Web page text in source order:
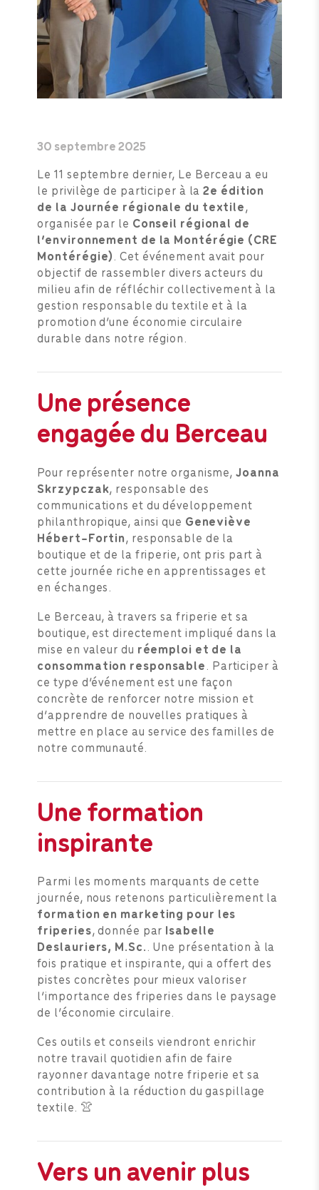
30 septembre 2025
Le 11 septembre dernier, Le Berceau a eu
le privilège de participer à la2e édition
de la Journée régionale du textile,
organisée par le Conseil régional de
l’environnement de la Montérégie (CRE
Montérégie). Cet événement avait pour
objectif de rassembler divers acteurs du
milieu afin de réfléchir collectivement à la
gestion responsable du textile et à la
promotion d’une économie circulaire
durable dans notre région.
Une présence
engagée du Berceau
Pour représenter notre organisme,Joanna
Skrzypczak, responsable des
communications et du développement
philanthropique, ainsi que Geneviève
Hébert-Fortin, responsable de la
boutique et de la friperie, ont pris part à
cette journée riche en apprentissages et
en échanges.
Le Berceau, à travers sa friperie et sa
boutique, est directement impliqué dans la
mise en valeur du réemploi et de la
consommation responsable. Participer à
ce type d’événement est une façon
concrète de renforcer notre mission et
d’apprendre de nouvelles pratiques à
mettre en place au service des familles de
notre communauté.
Une formation
inspirante
Parmi les moments marquants de cette
journée, nous retenons particulièrement la
formation en marketing pour les
friperies, donnée par Isabelle
Deslauriers, M.Sc.. Une présentation à la
fois pratique et inspirante, qui a offert des
pistes concrètes pour mieux valoriser
l’importance des friperies dans le paysage
de l’économie circulaire.
Ces outils et conseils viendront enrichir
notre travail quotidien afin de faire
rayonner davantage notre friperie et sa
contribution à la réduction du gaspillage
textile. 👚
Vers un avenir plus